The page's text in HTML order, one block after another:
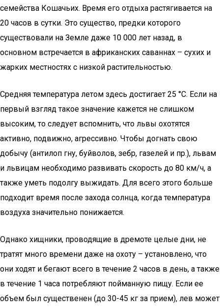
семейства Кошачьих. Время его отдыха растягивается на
20 часов в сутки. Это существо, предки которого
существовали на Земле даже 10 000 лет назад, в
основном встречается в африканских саваннах – сухих и
жарких местностях с низкой растительностью.
Средняя температура летом здесь достигает 25 °С. Если на
первый взгляд такое значение кажется не слишком
высоким, то следует вспомнить, что львы охотятся
активно, подвижно, агрессивно. Чтобы догнать свою
добычу (антилоп гну, буйволов, зебр, газелей и пр.), львам
и львицам необходимо развивать скорость до 80 км/ч, а
также уметь подолгу выжидать. Для всего этого больше
подходит время после захода солнца, когда температура
воздуха значительно понижается.
Однако хищники, проводящие в дремоте целые дни, не
тратят много времени даже на охоту – установлено, что
они ходят и бегают всего в течение 2 часов в день, а также
в течение 1 часа потребляют пойманную пищу. Если ее
объем был существенен (до 30-45 кг за прием), лев может